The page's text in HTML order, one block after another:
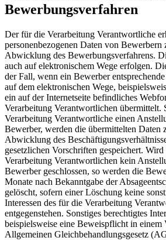
Bewerbungsverfahren
Der für die Verarbeitung Verantwortliche
personenbezogenen Daten von Bewerbern
Abwicklung des Bewerbungsverfahrens.
auch auf elektronischem Wege erfolgen.
der Fall, wenn ein Bewerber
auf dem elektronischen Wege,
ein auf der Internetseite befindliches
Verarbeitung Verantwortlichen übermittelt.
Verarbeitung Verantwortliche einen
Bewerber, werden die übermittelten Daten
Abwicklung des
gesetzlichen Vorschriften gespeichert.
Verarbeitung Verantwortlichen kein
Bewerber geschlossen, so werden die
Monate nach Bekanntgabe der
gelöscht, sofern einer Löschung keine
Interessen des für die Verarbeitung
entgegenstehen. Sonstiges berechtigtes
beispielsweise eine Beweispflicht in einem
Allgemeinen Gleichbehandlungsgesetz